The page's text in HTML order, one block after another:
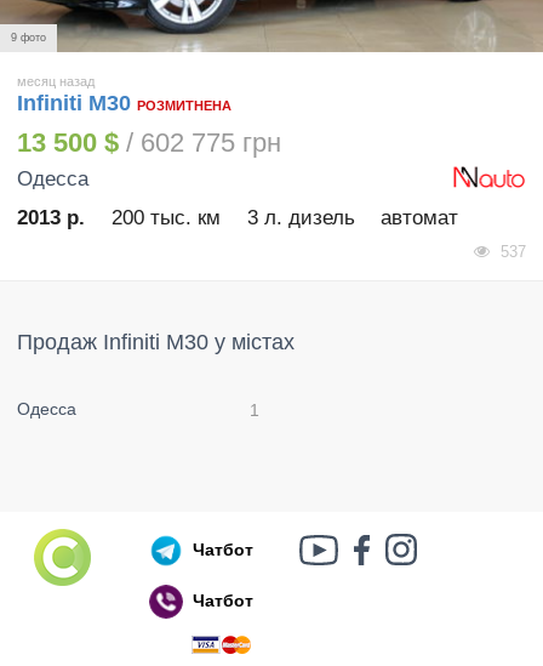
Російський воєнний корабель, іди нах..й!
9 фото
месяц назад
Infiniti M30 РОЗМИТНЕНА
13 500 $ / 602 775 грн
Одесса
2013 р.
200 тыс. км 3 л. дизель автомат
537
Продаж Infiniti M30 у містах
Одесса 1
Чатбот
Чатбот